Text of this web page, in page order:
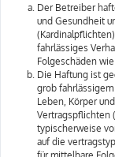
Der Betreiber
und Gesundheit
fahrlässiges
Folgeschäden
Die Haftung ist
grob
Leben, Körper
Vertragspflichten
typischerweise
auf die